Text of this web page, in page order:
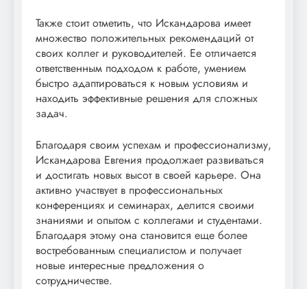
Также стоит отметить, что Искандарова имеет
множество положительных рекомендаций от
своих коллег и руководителей. Ее отличается
ответственным подходом к работе, умением
быстро адаптироваться к новым условиям и
находить эффективные решения для сложных
задач.
Благодаря своим успехам и профессионализму,
Искандарова Евгения продолжает развиваться
и достигать новых высот в своей карьере. Она
активно участвует в профессиональных
конференциях и семинарах, делится своими
знаниями и опытом с коллегами и студентами.
Благодаря этому она становится еще более
востребованным специалистом и получает
новые интересные предложения о
сотрудничестве.